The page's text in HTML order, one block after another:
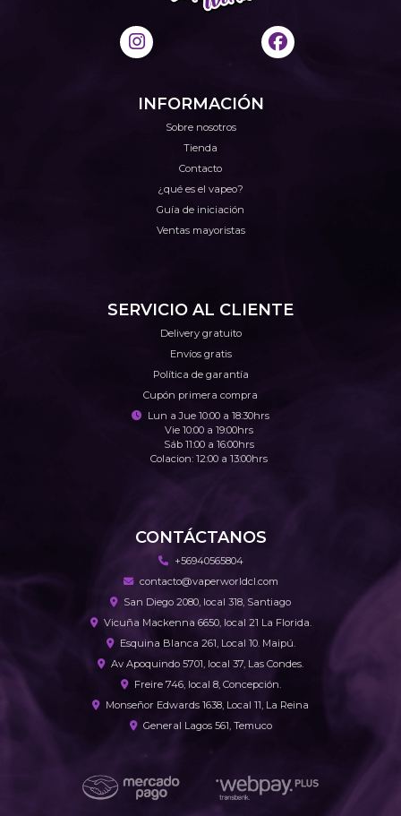
INFORMACIÓN
Sobre nosotros
Tienda
Contacto
¿qué es el vapeo?
Guía de iniciación
Ventas mayoristas
SERVICIO AL CLIENTE
Delivery gratuito
Envíos gratis
Política de garantía
Cupón primera compra
Lun a Jue 10:00 a 18:30hrs
Vie 10:00 a 19:00hrs
Sáb 11:00 a 16:00hrs
Colacion: 12:00 a 13:00hrs
CONTÁCTANOS
+56940565804
contacto@vaperworldcl.com
San Diego 2080, local 318, Santiago
Vicuña Mackenna 6650, local 21 La Florida.
Esquina Blanca 261, Local 10. Maipú.
Av Apoquindo 5701, local 37, Las Condes.
Freire 746, local 8, Concepción.
Monseñor Edwards 1638, Local 11, La Reina
General Lagos 561, Temuco